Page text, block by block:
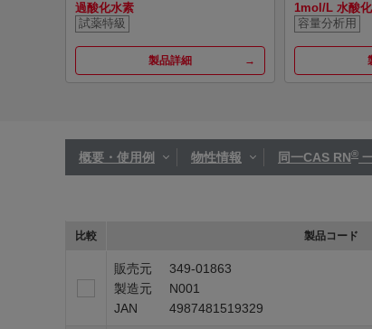
過酸化水素
試薬特級
製品詳細
1mol/L 水酸
容量分析用
概要・使用例 物性情報 同一CAS RN®
比較 製品コード
販売元
349-01863
製造元
N001
JAN
4987481519329